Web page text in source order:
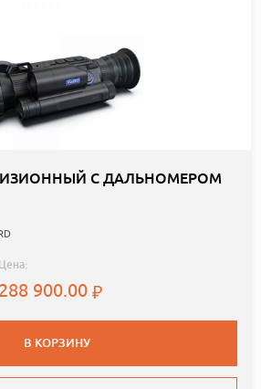
C ДАЛЬНОМЕРОМ
Цена:
288 900.00
В КОРЗИНУ